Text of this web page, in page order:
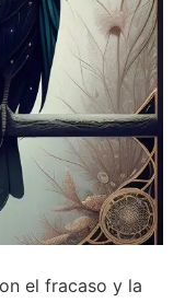
el fracaso y la